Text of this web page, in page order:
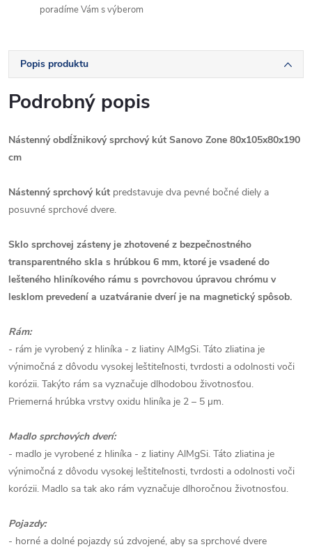
poradíme Vám s výberom
Popis produktu
Podrobný popis
Nástenný obdĺžnikový sprchový kút Sanovo Zone 80x105x80x190
cm
Nástenný sprchový kút predstavuje dva pevné bočné diely a
posuvné sprchové dvere.
Sklo sprchovej zásteny je zhotovené z bezpečnostného
transparentného skla s hrúbkou 6 mm, ktoré je vsadené do
lešteného hliníkového rámu s povrchovou úpravou chrómu v
lesklom prevedení a uzatváranie dverí je na magnetický spôsob.
Rám:
- rám je vyrobený z hliníka - z liatiny AlMgSi. Táto zliatina je
výnimočná z dôvodu vysokej leštiteľnosti, tvrdosti a odolnosti voči
korózii. Takýto rám sa vyznačuje dlhodobou životnosťou.
Priemerná hrúbka vrstvy oxidu hliníka je 2 – 5 µm.
Madlo sprchových dverí:
- madlo je vyrobené z hliníka - z liatiny AlMgSi. Táto zliatina je
výnimočná z dôvodu vysokej leštiteľnosti, tvrdosti a odolnosti voči
korózii. Madlo sa tak ako rám vyznačuje dlhoročnou životnosťou.
Pojazdy:
- horné a dolné pojazdy sú zdvojené, aby sa sprchové dvere